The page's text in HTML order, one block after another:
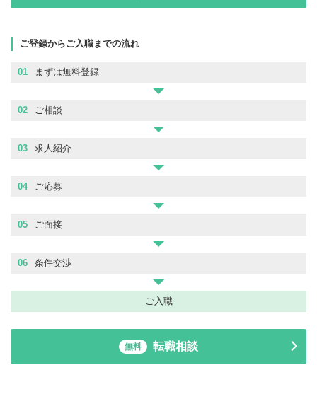
ご登録からご入職までの流れ
01 まずは無料登録
02 ご相談
03 求人紹介
04 ご応募
05 ご面接
06 条件交渉
ご入職
無料 転職相談